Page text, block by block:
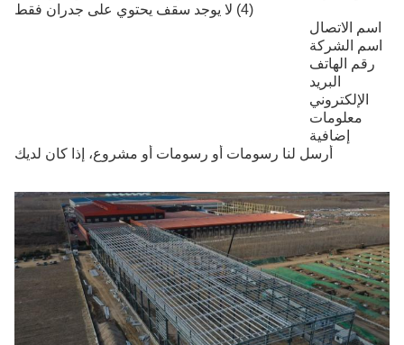
(4) لا يوجد سقف يحتوي على جدران فقط
اسم الاتصال
اسم الشركة
رقم الهاتف
البريد
الإلكتروني
معلومات
إضافية
أرسل لنا رسومات أو رسومات أو مشروع، إذا كان لديك